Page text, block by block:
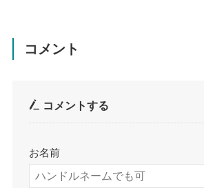
コメント
コメントする
お名前